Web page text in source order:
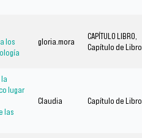
los
gloria.mora
CAPÍTULO LIBRO,
Capítulo de Libro
lugar
las
Claudia Capítulo de Libro